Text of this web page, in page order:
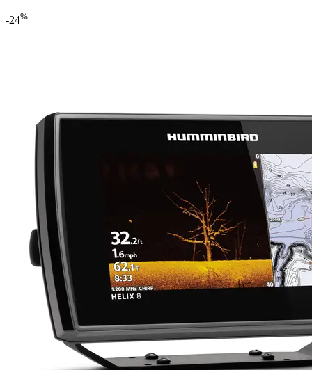
-24%